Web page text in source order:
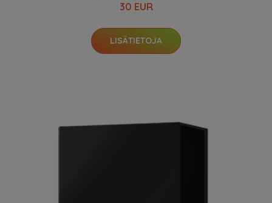
30 EUR
LISÄTIETOJA